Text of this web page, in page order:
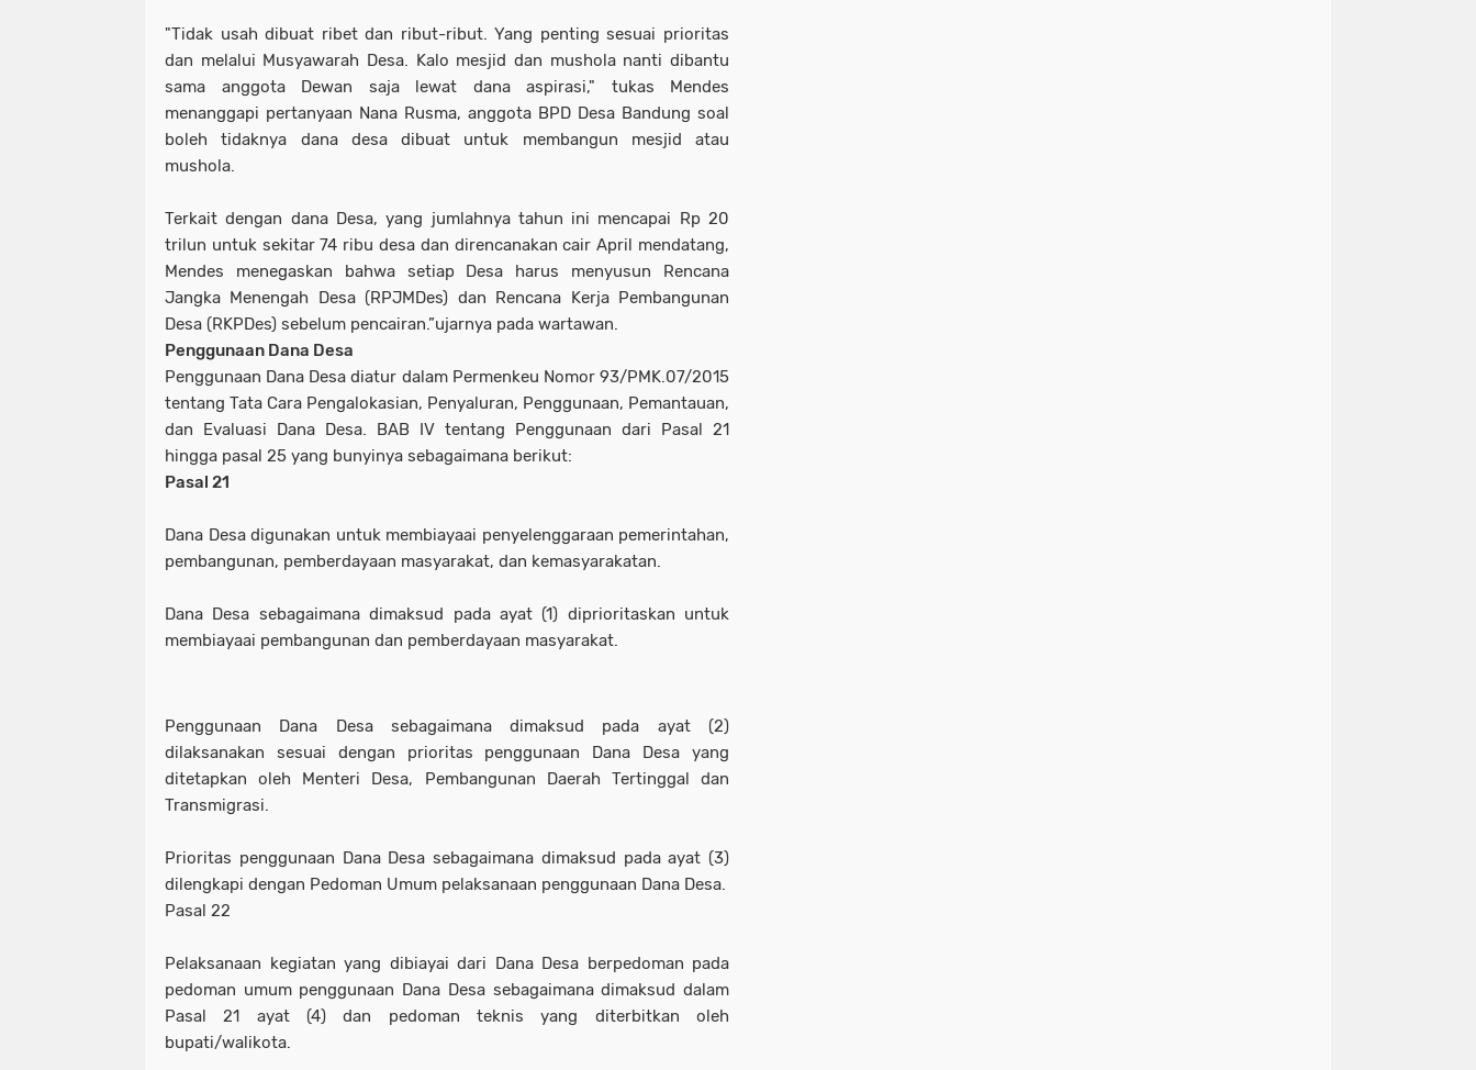
"Tidak usah dibuat ribet dan ribut-ribut. Yang penting sesuai prioritas
dan melalui Musyawarah Desa. Kalo mesjid dan mushola nanti dibantu
sama anggota Dewan saja lewat dana aspirasi," tukas Mendes
menanggapi pertanyaan Nana Rusma, anggota BPD Desa Bandung soal
boleh tidaknya dana desa dibuat untuk membangun mesjid atau
mushola.
Terkait dengan dana Desa, yang jumlahnya tahun ini mencapai Rp 20
trilun untuk sekitar 74 ribu desa dan direncanakan cair April mendatang,
Mendes menegaskan bahwa setiap Desa harus menyusun Rencana
Jangka Menengah Desa (RPJMDes) dan Rencana Kerja Pembangunan
Desa (RKPDes) sebelum pencairan.”ujarnya pada wartawan.
Penggunaan Dana Desa
Penggunaan Dana Desa diatur dalam Permenkeu Nomor 93/PMK.07/2015
tentang Tata Cara Pengalokasian, Penyaluran, Penggunaan, Pemantauan,
dan Evaluasi Dana Desa. BAB IV tentang Penggunaan dari Pasal 21
hingga pasal 25 yang bunyinya sebagaimana berikut:
Pasal 21
Dana Desa digunakan untuk membiayaai penyelenggaraan pemerintahan,
pembangunan, pemberdayaan masyarakat, dan kemasyarakatan.
Dana Desa sebagaimana dimaksud pada ayat (1) diprioritaskan untuk
membiayaai pembangunan dan pemberdayaan masyarakat.
Penggunaan Dana Desa sebagaimana dimaksud pada ayat (2)
dilaksanakan sesuai dengan prioritas penggunaan Dana Desa yang
ditetapkan oleh Menteri Desa, Pembangunan Daerah Tertinggal dan
Transmigrasi.
Prioritas penggunaan Dana Desa sebagaimana dimaksud pada ayat (3)
dilengkapi dengan Pedoman Umum pelaksanaan penggunaan Dana Desa.
Pasal 22
Pelaksanaan kegiatan yang dibiayai dari Dana Desa berpedoman pada
pedoman umum penggunaan Dana Desa sebagaimana dimaksud dalam
Pasal 21 ayat (4) dan pedoman teknis yang diterbitkan oleh
bupati/walikota.